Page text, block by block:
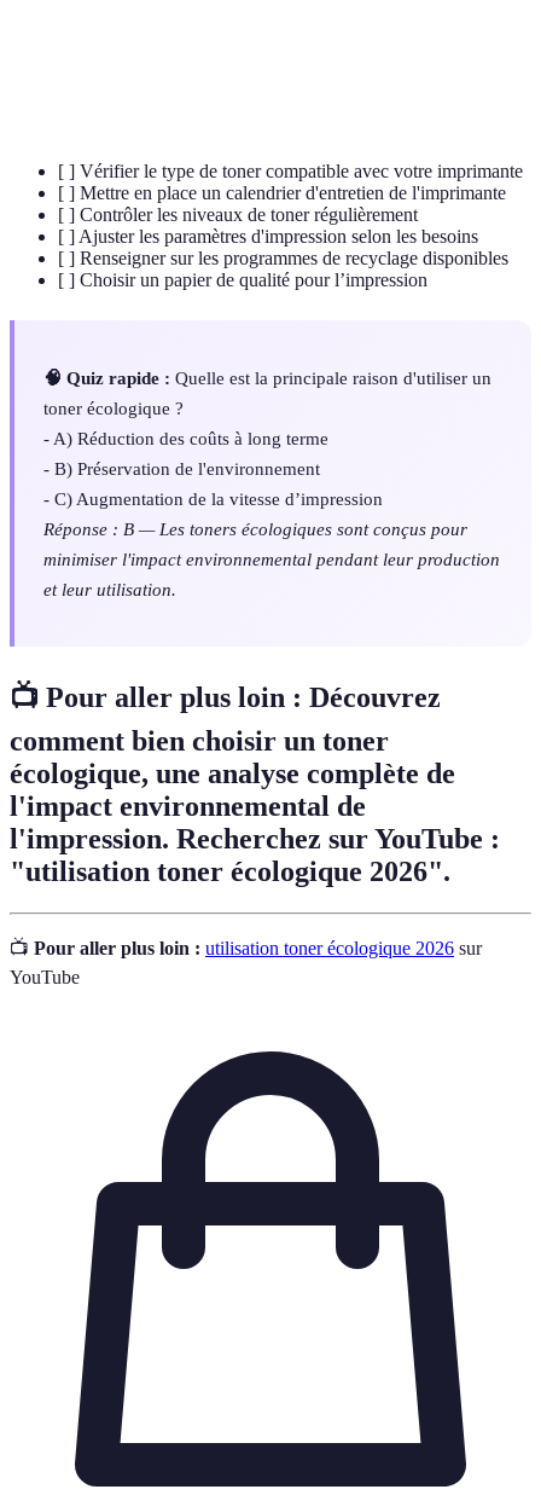
[ ] Vérifier le type de toner compatible avec votre imprimante
[ ] Mettre en place un calendrier d'entretien de l'imprimante
[ ] Contrôler les niveaux de toner régulièrement
[ ] Ajuster les paramètres d'impression selon les besoins
[ ] Renseigner sur les programmes de recyclage disponibles
[ ] Choisir un papier de qualité pour l’impression
🧠 Quiz rapide : Quelle est la principale raison d'utiliser un
toner écologique ?
- A) Réduction des coûts à long terme
- B) Préservation de l'environnement
- C) Augmentation de la vitesse d’impression
Réponse : B — Les toners écologiques sont conçus pour
minimiser l'impact environnemental pendant leur production
et leur utilisation.
📺 Pour aller plus loin : Découvrez
comment bien choisir un toner
écologique, une analyse complète de
l'impact environnemental de
l'impression. Recherchez sur YouTube :
"utilisation toner écologique 2026".
📺 Pour aller plus loin : utilisation toner écologique 2026 sur
YouTube